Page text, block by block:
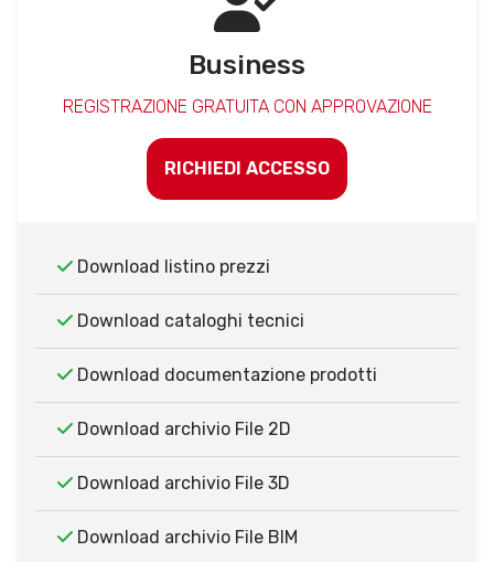
Business
REGISTRAZIONE GRATUITA CON APPROVAZIONE
RICHIEDI ACCESSO
Download listino prezzi
Download cataloghi tecnici
Download documentazione prodotti
Download archivio File 2D
Download archivio File 3D
Download archivio File BIM